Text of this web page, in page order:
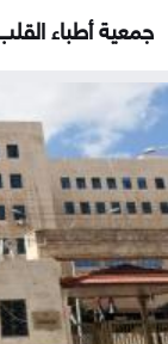
جمعية أطباء